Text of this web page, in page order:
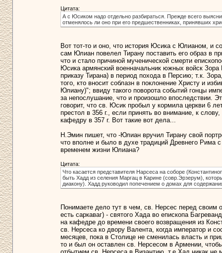
Цитата:
А с Юсиком надо отдельно разбираться. Прежде всего
отменялось ли оно при его предшественниках, принявших
Вот тот-то и оно, что история Юсика с Юлианом, и
сам Юлиан повелел Тирану поставить его образ в
что и стало причиной мученической смерти
Юсика армянский военначальник южных войск Зора
приказу Тирана) в период похода в Персию; т.к.
того, кто вносит соблазн в поклонение Христу и
Юлиану)"; ввиду такого поворота событий гонцы
за непослушание, что и произошло впоследствии.
говорит, что св. Юсик пробыл у кормила церкви 6
престол в 356 г., если принять во внимание, к
кафедру в 357 г. Вот такие вот дела...
Н.Эмин пишет, что -Юлиан вручил Тирану свой
что вполне и было в духе традиций Древнего Рима
временем жизни Юлиана?
Цитата:
Что касается представителя Нарсеса на соборе
быть Хадд из селения Маргац в Карине (совр.Эрзерум),
диакону). Хадд руководил попечением о домах для
Понимаете дело тут в чем, св. Нерсес перед своим
есть саркаваг) - святого Хада во епископа
на кафедре до времени своего возвращения из
св. Нерсеса ко двору Валента, когда император и
месяцев, пока в Столице не сменилась власть и
то и был он оставлен св. Нерсесом в Армении,